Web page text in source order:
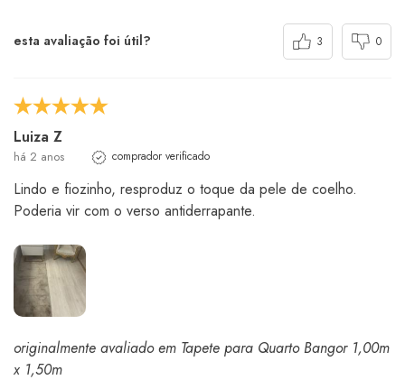
esta avaliação foi útil? 3 0
Luiza Z
há 2 anos comprador verificado
Lindo e fiozinho, resproduz o toque da pele de coelho.
Poderia vir com o verso antiderrapante.
originalmente avaliado em Tapete para Quarto Bangor 1,00m
x 1,50m